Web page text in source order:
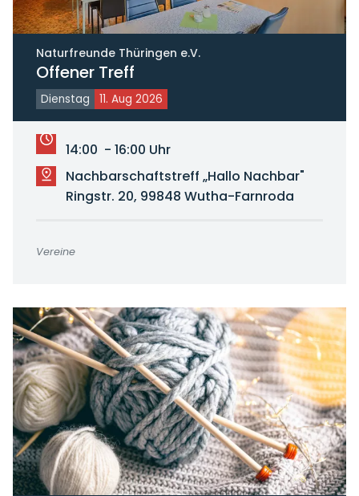
Naturfreunde Thüringen e.V.
Offener Treff
Dienstag 11. Aug 2026
14:00 - 16:00 Uhr
Nachbarschaftstreff „Hallo Nachbar"
Ringstr. 20, 99848 Wutha-Farnroda
Vereine